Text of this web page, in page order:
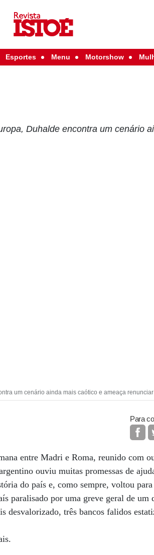
Esportes Menu Motorshow
Duhalde encontra um cenário
um cenário ainda mais caótico e ameaça renunciar
Para
entre Madri e Roma, reunido com
ouviu muitas promessas de
do país e, como sempre, voltou
paralisado por uma greve geral de um
desvalorizado, três bancos falidos